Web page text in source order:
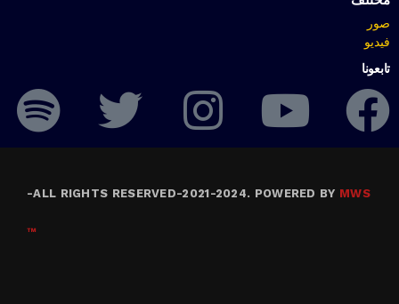
صور
فيديو
تابعونا
ALL RIGHTS RESERVED-2021-2024. POWERED BY MWS
-
™